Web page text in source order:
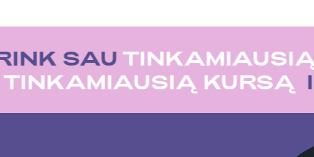
SAUTINKAMIAUSIĄ
TINKAMIAUSIĄ KURSĄ